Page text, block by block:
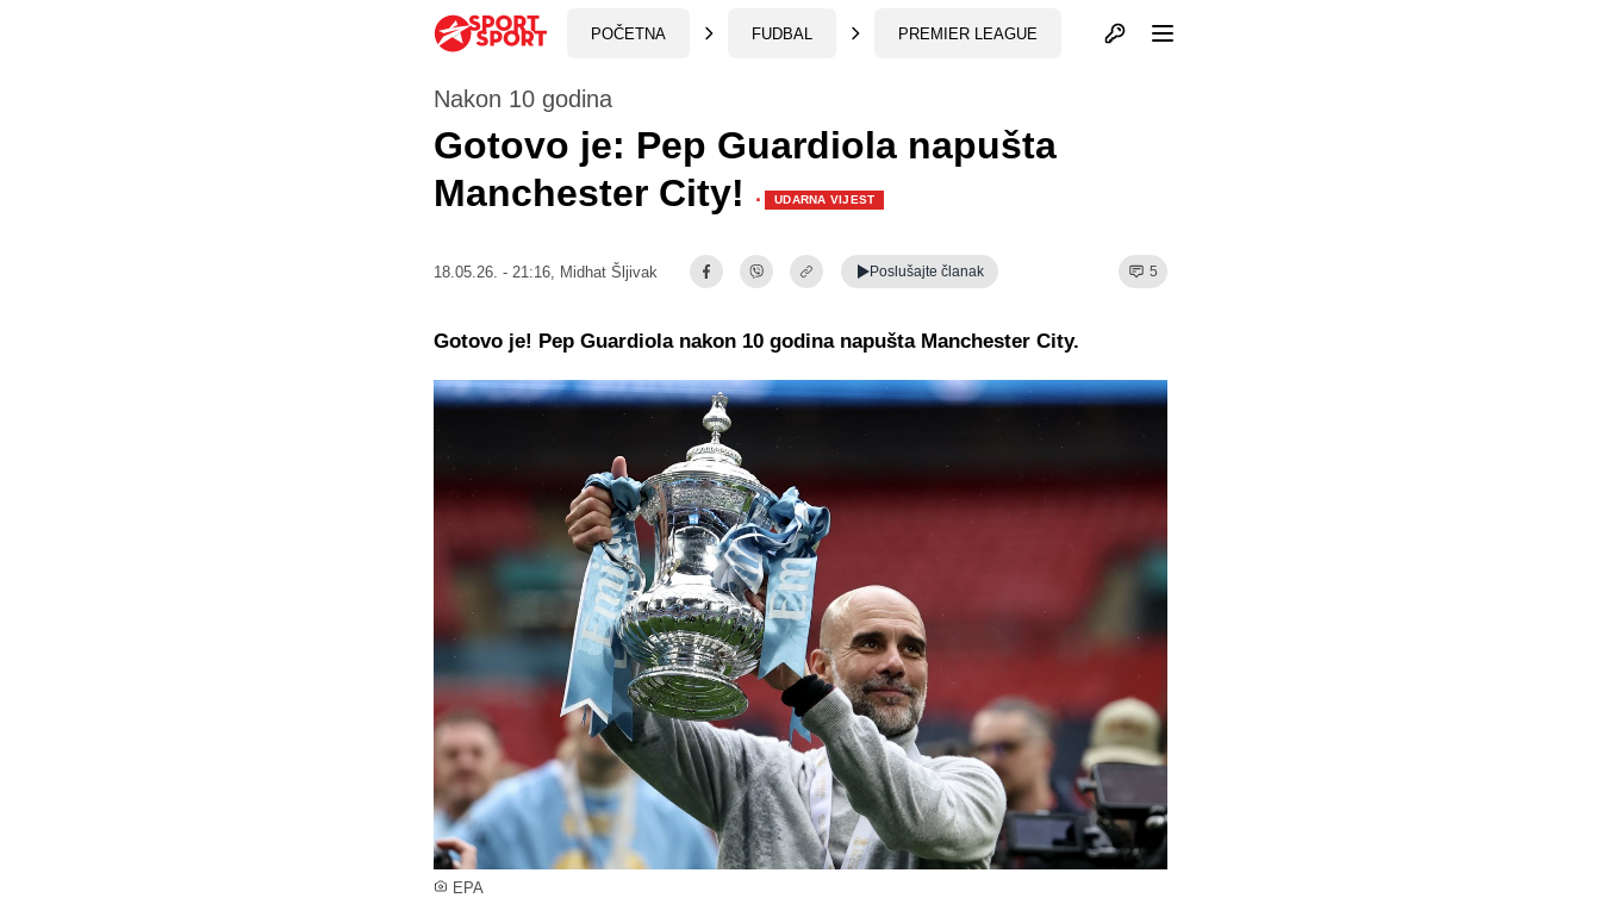
POČETNA FUDBAL PREMIER LEAGUE Otvori profil
EPA
Nakon 10 godina
Gotovo je: Pep Guardiola napušta
Manchester City!
· UDARNA VIJEST
18.05.26. - 21:16, Midhat Šljivak Poslušajte članak 5
Gotovo je! Pep Guardiola nakon 10 godina napušta Manchester City.